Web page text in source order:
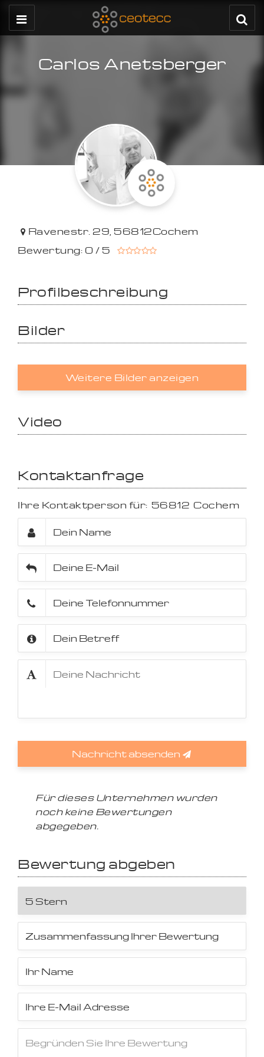
Carlos Anetsberger
Ravenestr. 29,56812Cochem
Bewertung: 0 / 5
Profilbeschreibung
Bilder
Weitere Bilder anzeigen
Video
Kontaktanfrage
Ihre Kontaktperson für: 56812 Cochem
Nachricht absenden
Für dieses Unternehmen wurden
noch keine Bewertungen
abgegeben.
Bewertung abgeben